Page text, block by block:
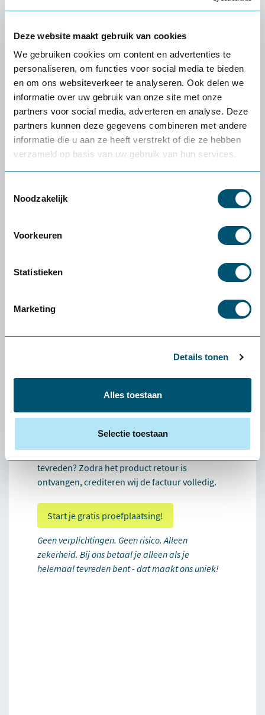
Deze website maakt gebruik van cookies
We gebruiken cookies om content en advertenties te
personaliseren, om functies voor social media te bieden
en om ons websiteverkeer te analyseren. Ook delen we
informatie over uw gebruik van onze site met onze
partners voor social media, adverteren en analyse. Deze
partners kunnen deze gegevens combineren met andere
informatie die u aan ze heeft verstrekt of die ze hebben
verzameld op basis van uw gebruik van hun services.
Noodzakelijk
Voorkeuren
Statistieken
Marketing
Details tonen
Alles toestaan
Selectie toestaan
écht bij jou past: degratis
proefplaatsing van
Health2Work
Wat kost de proefplaatsing?
De levering en proefplaatsingsperiode zijn
volledig kosteloos. Vooraf betaal je niets. Enige
uitzondering: als je een klein product (zoals een
muis of toetsenbord) wilt retourneren, zijn de
verzendkosten voor eigen rekening.
Dan helpen we je persoonlijk een alternatief te
vinden dat beter bij je past. Lukt dat niet, dan
halen deze kosteloos bij je op. Kleine producten
pakket via een pakketservice naar keuze retour.
De verzendkosten zijn voor eigen rekening.
Vermeld altijd het ordernummer op het pakket
Hoe werkt het retourneren?
Je ontvangt na levering een proeffactuur ter
betalen. Tevreden? Betaal de factuur na de
proefplaatsing en het product is van jou. Niet
tevreden? Zodra het product retour is
ontvangen, crediteren wij de factuur volledig.
Start je gratis proefplaatsing!
Geen verplichtingen. Geen risico. Alleen
zekerheid. Bij ons betaal je alleen als je
helemaal tevreden bent - dat maakt ons uniek!